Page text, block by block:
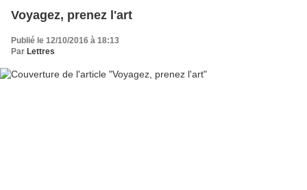
Voyagez, prenez l'art
Publié le 12/10/2016 à 18:13
Par Lettres